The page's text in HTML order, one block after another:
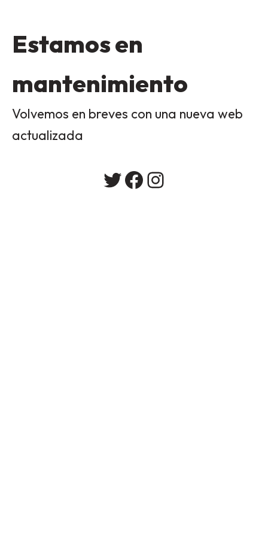
Estamos en
mantenimiento
Volvemos en breves con una nueva web
actualizada
Twitter
Facebook
Instagram